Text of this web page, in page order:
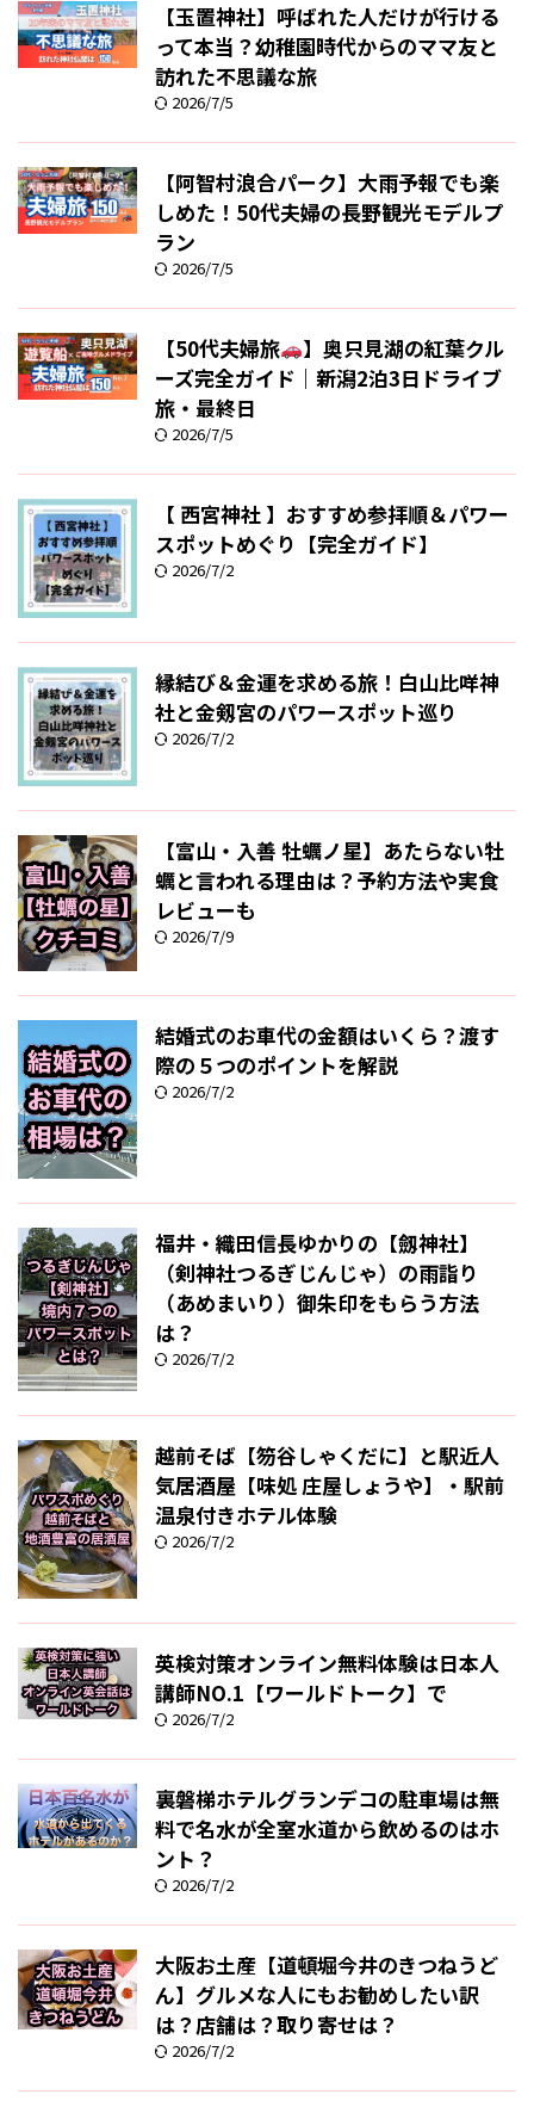
【玉置神社】呼ばれた人だけが行ける
って本当？幼稚園時代からのママ友と
訪れた不思議な旅
2026/7/5
【阿智村浪合パーク】大雨予報でも楽
しめた！50代夫婦の長野観光モデルプ
ラン
2026/7/5
【50代夫婦旅
】奥只見湖の紅葉クル
ーズ完全ガイド｜新潟2泊3日ドライブ
旅・最終日
2026/7/5
【 西宮神社 】おすすめ参拝順＆パワー
スポットめぐり【完全ガイド】
2026/7/2
縁結び＆金運を求める旅！白山比咩神
社と金剱宮のパワースポット巡り
2026/7/2
【富山・入善 牡蠣ノ星】あたらない牡
蠣と言われる理由は？予約方法や実食
レビューも
2026/7/9
結婚式のお車代の金額はいくら？渡す
際の５つのポイントを解説
2026/7/2
福井・織田信長ゆかりの【劔神社】
（剣神社つるぎじんじゃ）の雨詣り
（あめまいり）御朱印をもらう方法
は？
2026/7/2
越前そば【笏谷しゃくだに】と駅近人
気居酒屋【味処 庄屋しょうや】・駅前
温泉付きホテル体験
2026/7/2
英検対策オンライン無料体験は日本人
講師NO.1【ワールドトーク】で
2026/7/2
裏磐梯ホテルグランデコの駐車場は無
料で名水が全室水道から飲めるのはホ
ント？
2026/7/2
大阪お土産【道頓堀今井のきつねうど
ん】グルメな人にもお勧めしたい訳
は？店舗は？取り寄せは？
2026/7/2